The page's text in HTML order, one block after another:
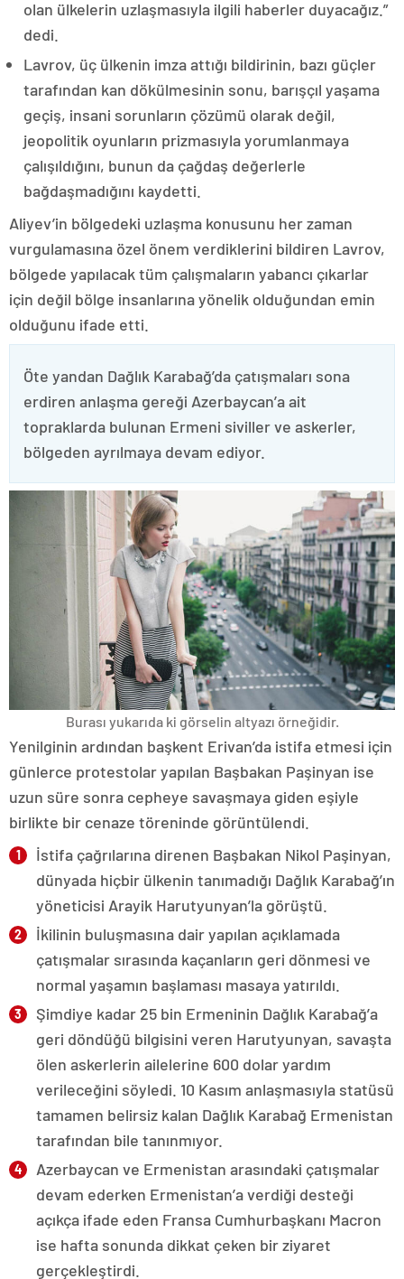
olan ülkelerin uzlaşmasıyla ilgili haberler duyacağız.”
dedi.
Lavrov, üç ülkenin imza attığı bildirinin, bazı güçler
tarafından kan dökülmesinin sonu, barışçıl yaşama
geçiş, insani sorunların çözümü olarak değil,
jeopolitik oyunların prizmasıyla yorumlanmaya
çalışıldığını, bunun da çağdaş değerlerle
bağdaşmadığını kaydetti.
Aliyev’in bölgedeki uzlaşma konusunu her zaman
vurgulamasına özel önem verdiklerini bildiren Lavrov,
bölgede yapılacak tüm çalışmaların yabancı çıkarlar
için değil bölge insanlarına yönelik olduğundan emin
olduğunu ifade etti.
Öte yandan Dağlık Karabağ’da çatışmaları sona
erdiren anlaşma gereği Azerbaycan’a ait
topraklarda bulunan Ermeni siviller ve askerler,
bölgeden ayrılmaya devam ediyor.
Burası yukarıda ki görselin altyazı örneğidir.
Yenilginin ardından başkent Erivan’da istifa etmesi için
günlerce protestolar yapılan Başbakan Paşinyan ise
uzun süre sonra cepheye savaşmaya giden eşiyle
birlikte bir cenaze töreninde görüntülendi.
İstifa çağrılarına direnen Başbakan Nikol Paşinyan,
dünyada hiçbir ülkenin tanımadığı Dağlık Karabağ’ın
yöneticisi Arayik Harutyunyan’la görüştü.
İkilinin buluşmasına dair yapılan açıklamada
çatışmalar sırasında kaçanların geri dönmesi ve
normal yaşamın başlaması masaya yatırıldı.
Şimdiye kadar 25 bin Ermeninin Dağlık Karabağ’a
geri döndüğü bilgisini veren Harutyunyan, savaşta
ölen askerlerin ailelerine 600 dolar yardım
verileceğini söyledi. 10 Kasım anlaşmasıyla statüsü
tamamen belirsiz kalan Dağlık Karabağ Ermenistan
tarafından bile tanınmıyor.
Azerbaycan ve Ermenistan arasındaki çatışmalar
devam ederken Ermenistan’a verdiği desteği
açıkça ifade eden Fransa Cumhurbaşkanı Macron
ise hafta sonunda dikkat çeken bir ziyaret
gerçekleştirdi.